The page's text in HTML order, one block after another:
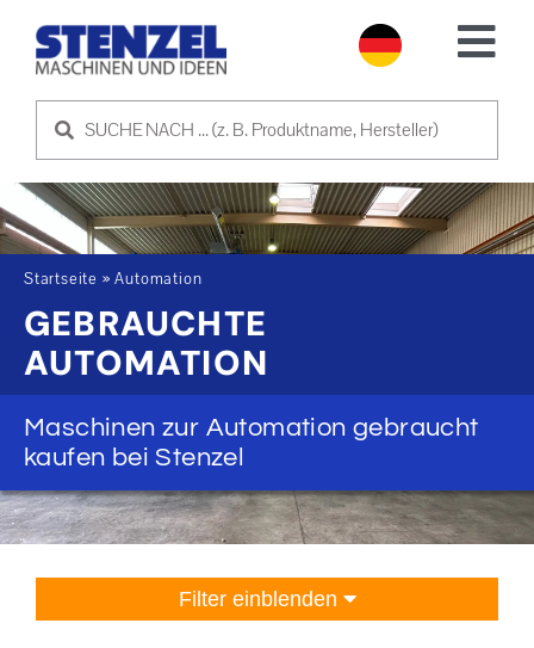
GEBRAUCHTMASCHINEN
MASCHINE VERKAUFEN
SERVICE
ÜBER UNS
NEWS
KONTAKT AUFNEHMEN
Startseite »Automation
GEBRAUCHTE
AUTOMATION
Maschinen zur Automation gebraucht
kaufen bei Stenzel
Filter einblenden